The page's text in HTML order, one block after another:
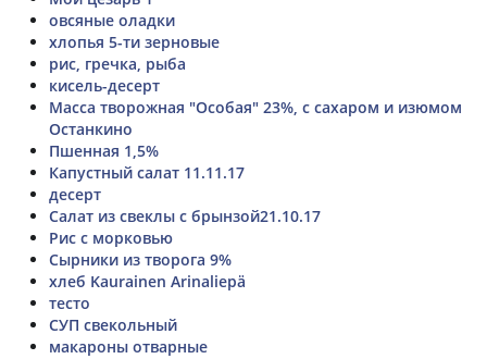
овсяные оладки
хлопья 5-ти зерновые
рис, гречка, рыба
кисель-десерт
Масса творожная "Особая" 23%, с сахаром и изюмом
Останкино
Пшенная 1,5%
Капустный салат 11.11.17
десерт
Салат из свеклы с брынзой21.10.17
Рис с морковью
Сырники из творога 9%
хлеб Kaurainen Arinaliepä
тесто
СУП свекольный
макароны отварные